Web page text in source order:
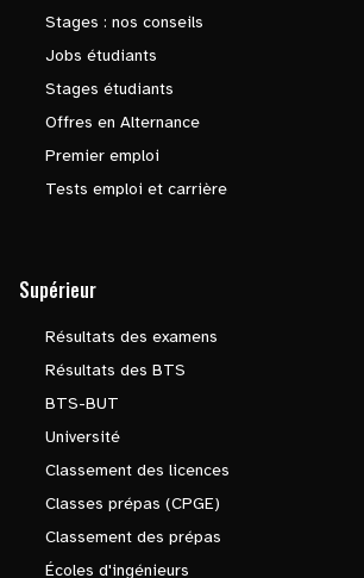
Stages : nos conseils
Jobs étudiants
Stages étudiants
Offres en Alternance
Premier emploi
Tests emploi et carrière
Supérieur
Résultats des examens
Résultats des BTS
BTS-BUT
Université
Classement des licences
Classes prépas (CPGE)
Classement des prépas
Écoles d'ingénieurs